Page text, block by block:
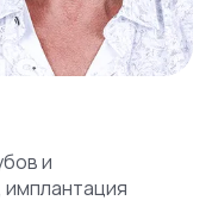
и
имплантация